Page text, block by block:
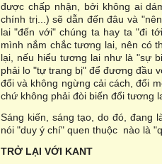
được chấp nhận, bởi không ai
chính trị...) sẽ dẫn đến đâu và
lai "đến với" chúng ta hay ta "đi
mình nắm chắc tương lai, nên có
lại, nếu hiểu tương lai như là "sự
phải lo "tự trang bị" để đương đầu
đổi và không ngừng cải cách, đổi
chứ không phải đòi biến đổi tương
Sáng kiến, sáng tạo, do đó, đang
nói "duy ý chí" quen thuộc nào là
TRỞ LẠI VỚI KANT